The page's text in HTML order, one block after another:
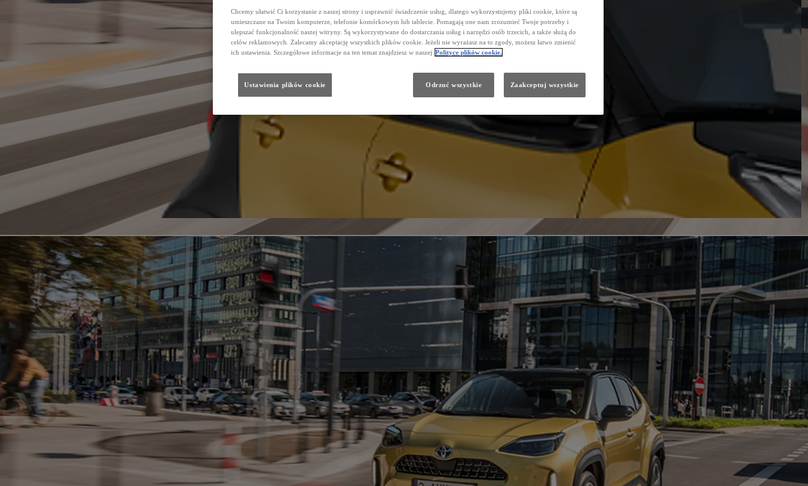
Chcemy ułatwić Ci korzystanie z naszej strony i usprawnić świadczenie usług, dlatego wykorzystujemy pliki cookie, które są
umieszczane na Twoim komputerze, telefonie komórkowym lub tablecie. Pomagają one nam zrozumieć Twoje potrzeby i
ulepszać funkcjonalność naszej witryny. Są wykorzystywane do dostarczania usług i narzędzi osób trzecich, a także służą do
celów reklamowych. Zalecamy akceptację wszystkich plików cookie. Jeżeli nie wyrażasz na to zgody, możesz łatwo zmienić
ich ustawienia. Szczegółowe informacje na ten temat znajdziesz w naszej Polityce plików cookie.
Ustawienia plików cookie Odrzuć wszystkie Zaakceptuj wszystkie